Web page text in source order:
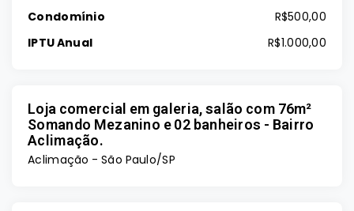
Condomínio
R$500,00
IPTU Anual
R$1.000,00
Loja comercial em galeria, salão com 76m²
Somando Mezanino e 02 banheiros - Bairro
Aclimação.
Aclimação - São Paulo/SP